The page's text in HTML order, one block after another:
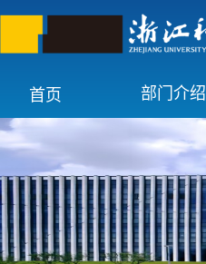
首页
部门介绍
中心简介
组织架构